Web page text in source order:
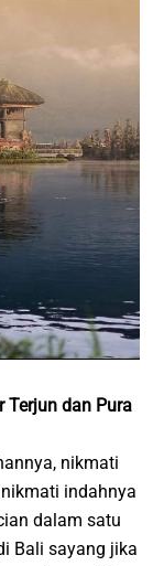
Terjun dan Pura
nikmati
indahnya
dalam satu
Bali sayang jika